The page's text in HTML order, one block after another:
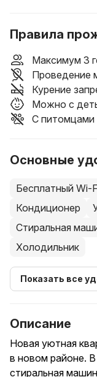
Правила
Максимум 3
Проведение
Курение
Можно с
С питомцами
Основные
Бесплатный Wi-
Кондиционер
Стиральная
Холодильник
Показать все
Описание
Новая уютная
в новом районе.
стиральная